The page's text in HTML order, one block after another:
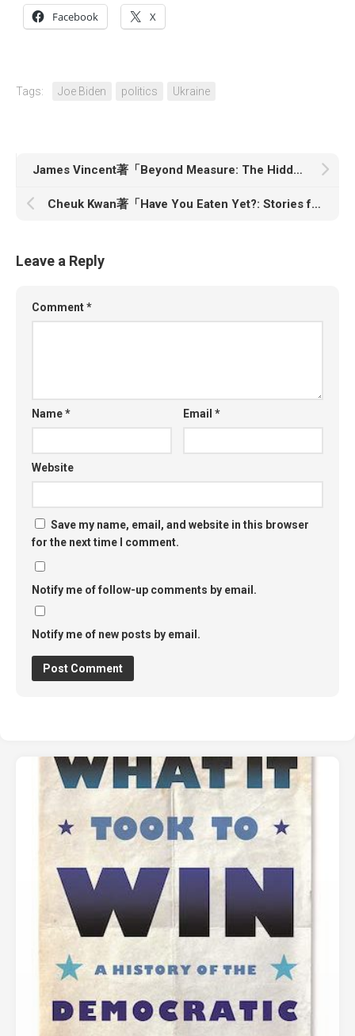
Facebook X
Tags: Joe Biden politics Ukraine
James Vincent著「Beyond Measure: The Hidden History of Measurement from Cubits to Quantum Constants」
Cheuk Kwan著「Have You Eaten Yet?: Stories from Chinese Restaurants Around the World」
Leave a Reply
Comment*
Name* Email*
Website
Save my name, email, and website in this browser
for the next time I comment.
Notify me of follow-up comments by email.
Notify me of new posts by email.